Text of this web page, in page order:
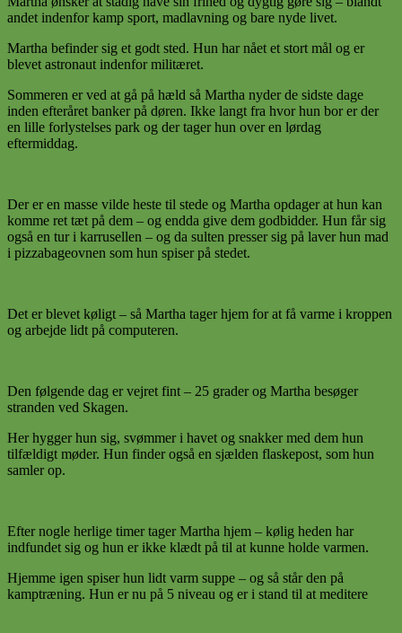
andet indenfor kamp sport, madlavning og bare nyde livet.
Martha befinder sig et godt sted. Hun har nået et stort mål og er
blevet astronaut indenfor militæret.
Sommeren er ved at gå på hæld så Martha nyder de sidste dage
inden efteråret banker på døren. Ikke langt fra hvor hun bor er der
en lille forlystelses park og der tager hun over en lørdag
eftermiddag.
Der er en masse vilde heste til stede og Martha opdager at hun kan
komme ret tæt på dem – og endda give dem godbidder. Hun får sig
også en tur i karrusellen – og da sulten presser sig på laver hun mad
i pizzabageovnen som hun spiser på stedet.
Det er blevet køligt – så Martha tager hjem for at få varme i kroppen
og arbejde lidt på computeren.
Den følgende dag er vejret fint – 25 grader og Martha besøger
stranden ved Skagen.
Her hygger hun sig, svømmer i havet og snakker med dem hun
tilfældigt møder. Hun finder også en sjælden flaskepost, som hun
samler op.
Efter nogle herlige timer tager Martha hjem – kølig heden har
indfundet sig og hun er ikke klædt på til at kunne holde varmen.
Hjemme igen spiser hun lidt varm suppe – og så står den på
kamptræning. Hun er nu på 5 niveau og er i stand til at meditere